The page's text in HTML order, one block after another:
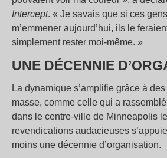
Intercept. « Je savais que si ces
m’emmener aujourd’hui, ils le
simplement rester moi-même. »
UNE DÉCENNIE
La dynamique s’amplifie grâce à
masse, comme celle qui a
dans le centre-ville de Minneapolis
revendications audacieuses
moins une décennie d’organisation.